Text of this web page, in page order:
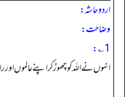
اردو حاشہ:
وضاحت:
1؎:
انہوں نے اللہ کو چھوڑ کر اپنے عالموں اور